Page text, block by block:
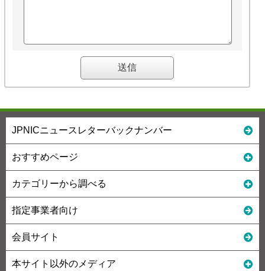
JPNICニュースレターバックナンバー
おすすめページ
カテゴリーから調べる
指定事業者向け
会員サイト
本サイト以外のメディア